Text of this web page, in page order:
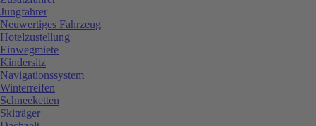
Jungfahrer
Neuwertiges Fahrzeug
Hotelzustellung
Einwegmiete
Kindersitz
Navigationssystem
Winterreifen
Schneeketten
Skiträger